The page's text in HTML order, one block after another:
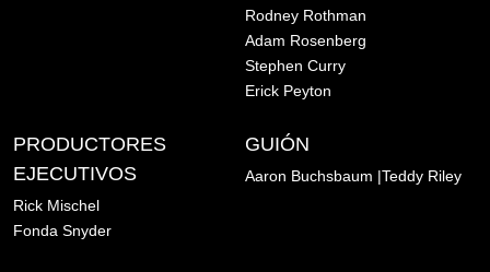
Rodney Rothman
Adam Rosenberg
Stephen Curry
Erick Peyton
PRODUCTORES
EJECUTIVOS
Rick Mischel
Fonda Snyder
GUIÓN
Aaron Buchsbaum |Teddy Riley